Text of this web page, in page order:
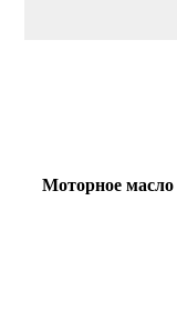
Моторное масло